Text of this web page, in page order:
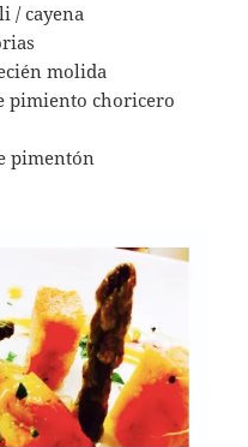
/ cayena
molida
pimiento choricero
pimentón